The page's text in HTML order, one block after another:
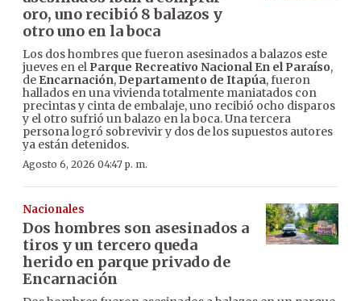
oro, uno recibió 8 balazos y
otro uno en la boca
Los dos hombres que fueron asesinados a balazos este
jueves en el Parque Recreativo Nacional En el Paraíso,
de Encarnación, Departamento de Itapúa, fueron
hallados en una vivienda totalmente maniatados con
precintas y cinta de embalaje, uno recibió ocho disparos
y el otro sufrió un balazo en la boca. Una tercera
persona logró sobrevivir y dos de los supuestos autores
ya están detenidos.
Agosto 6, 2026 04:47 p. m.
Nacionales
Dos hombres son asesinados a
tiros y un tercero queda
herido en parque privado de
Encarnación